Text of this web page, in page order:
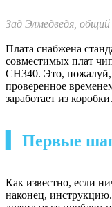
Микроконтроллер
RISC-V, 32 бита, с
архитектуры
расположен
ОЗУ, 16 килобайт. Из
каналов 12-битного
температурный
криптоблок. Также,
SPI, i2c, UART,